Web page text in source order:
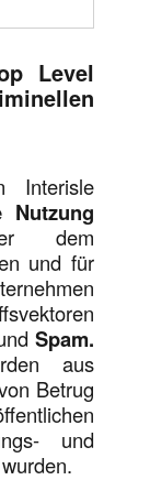
Level
Interisle
Nutzung
dem
und für
Spam.
aus
Betrug
und